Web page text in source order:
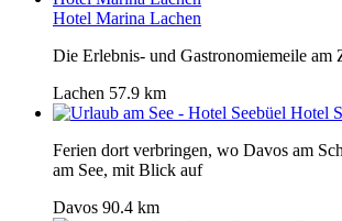
Hotel Marina Lachen
Die Erlebnis- und Gastronomiemeile am
Lachen 57.9 km
Hotel
Ferien dort verbringen, wo Davos am
am See, mit Blick auf
Davos 90.4 km